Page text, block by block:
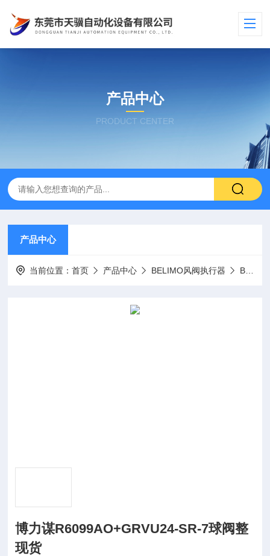
产品中心
PRODUCT CENTER
产品中心
当前位置：首页 产品中心 BELIMO风阀执行器 BELIMO驱动器LMQ24A-SR
博力谋R6099AO+GRVU24-SR-7球阀整
现货